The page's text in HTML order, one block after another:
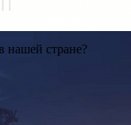
нашей стране?